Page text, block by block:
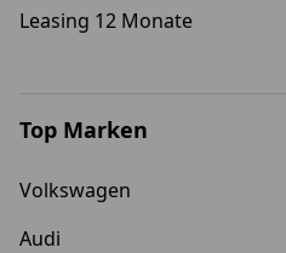
Leasing 12 Monate
Top Marken
Volkswagen
Audi